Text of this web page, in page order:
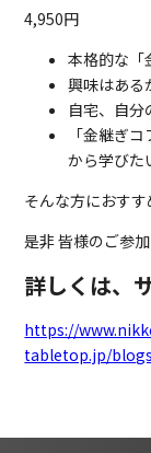
4,950円
本格的な「
興味はある
自宅、自分
「金継ぎ
から学びた
そんな方におすす
是非 皆様のご参
詳しくは、
https://
tabletop.jp/